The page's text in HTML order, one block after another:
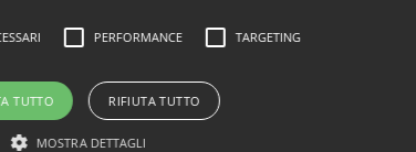
PERFORMANCE TARGETING
TUTTO RIFIUTA TUTTO
MOSTRA DETTAGLI